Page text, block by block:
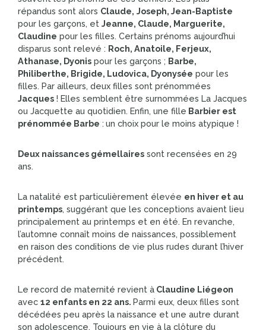
répandus sont alors Claude, Joseph, Jean-Baptiste
pour les garçons, et Jeanne, Claude, Marguerite,
Claudine pour les filles. Certains prénoms aujourd’hui
disparus sont relevé : Roch, Anatoile, Ferjeux,
Athanase, Dyonis pour les garçons ; Barbe,
Philiberthe, Brigide, Ludovica, Dyonysée pour les
filles. Par ailleurs, deux filles sont prénommées
Jacques ! Elles semblent être surnommées La Jacques
ou Jacquette au quotidien. Enfin, une fille Barbier est
prénommée Barbe : un choix pour le moins atypique !
Deux naissances gémellaires sont recensées en 29
ans.
La natalité est particulièrement élevée en hiver et au
printemps, suggérant que les conceptions avaient lieu
principalement au printemps et en été. En revanche,
l’automne connaît moins de naissances, possiblement
en raison des conditions de vie plus rudes durant l’hiver
précédent.
Le record de maternité revient à Claudine Liégeon
avec 12 enfants en 22 ans. Parmi eux, deux filles sont
décédées peu après la naissance et une autre durant
son adolescence. Toujours en vie à la clôture du